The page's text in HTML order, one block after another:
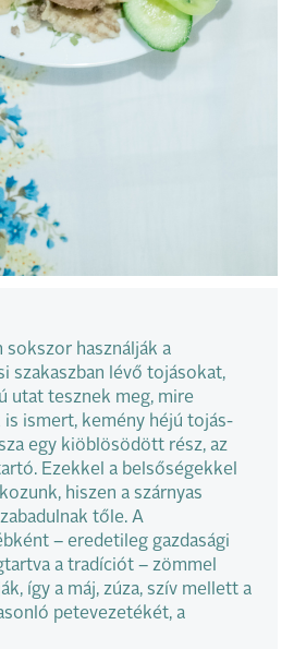
sokszor használják a
szakaszban lévő tojásokat,
utat tesznek meg, mire
is ismert, kemény héjú tojás-
egy kiöblösödött rész, az
Ezekkel a belsőségekkel
hiszen a szárnyas
tőle. A
– eredetileg gazdasági
a tradíciót – zömmel
így a máj, zúza, szív mellett a
petevezetékét, a